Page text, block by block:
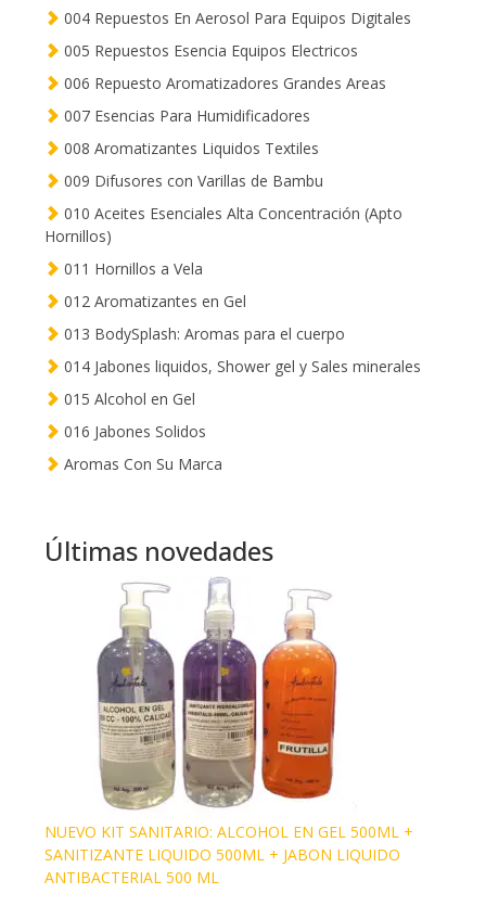
004 Repuestos En Aerosol Para Equipos Digitales
005 Repuestos Esencia Equipos Electricos
006 Repuesto Aromatizadores Grandes Areas
007 Esencias Para Humidificadores
008 Aromatizantes Liquidos Textiles
009 Difusores con Varillas de Bambu
010 Aceites Esenciales Alta Concentración (Apto
Hornillos)
011 Hornillos a Vela
012 Aromatizantes en Gel
013 BodySplash: Aromas para el cuerpo
014 Jabones liquidos, Shower gel y Sales minerales
015 Alcohol en Gel
016 Jabones Solidos
Aromas Con Su Marca
Últimas novedades
NUEVO KIT SANITARIO: ALCOHOL EN GEL 500ML +
SANITIZANTE LIQUIDO 500ML + JABON LIQUIDO
ANTIBACTERIAL 500 ML